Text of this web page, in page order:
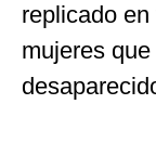
replicado
mujeres